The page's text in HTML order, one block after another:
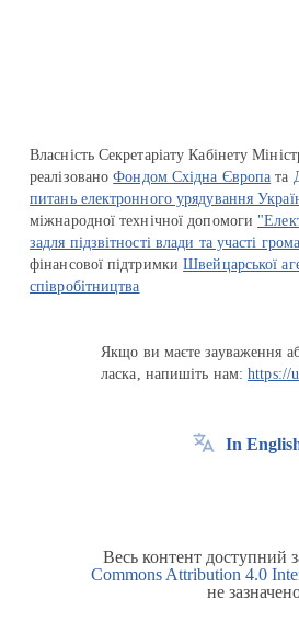
Власність Секретаріату Кабінету
реалізованоФондом Східна Європа та
питань електронного урядування
міжнародної технічної допомоги
задля підзвітності влади та участі
фінансової підтримкиШвейцарської
співробітництва
Якщо ви маєте зауваження
ласка, напишіть нам:https://
In
Весь контент доступний
Commons Attribution 4.0
не